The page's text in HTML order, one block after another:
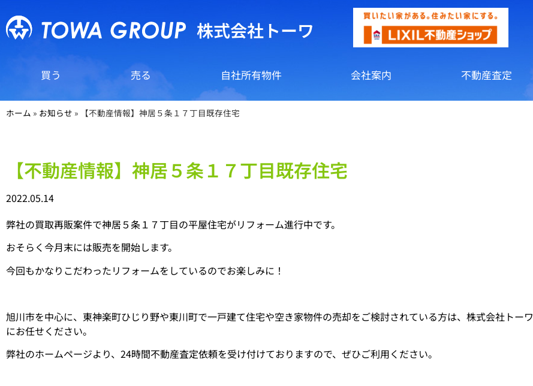
株式会社トーワ
買う 売る 自社所有物件 会社案内 不動産査定
ホーム » お知らせ » 【不動産情報】神居５条１７丁目既存住宅
【不動産情報】神居５条１７丁目既存住宅
2022.05.14
弊社の買取再販案件で神居５条１７丁目の平屋住宅がリフォーム進行中です。
おそらく今月末には販売を開始します。
今回もかなりこだわったリフォームをしているのでお楽しみに！
旭川市を中心に、東神楽町ひじり野や東川町で一戸建て住宅や空き家物件の売却をご検討されている方は、株式会社トーワ
にお任せください。
弊社のホームページより、24時間不動産査定依頼を受け付けておりますので、ぜひご利用ください。